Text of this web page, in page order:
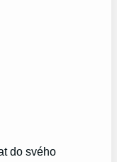
do svého